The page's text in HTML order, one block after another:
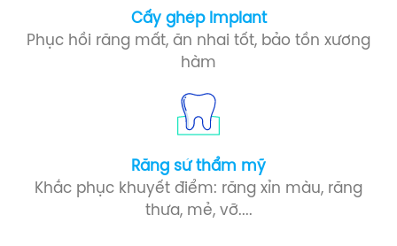
Cấy ghép Implant​
Phục hồi răng mất, ăn nhai tốt, bảo tồn xương
hàm
Răng sứ​ thẩm mỹ
Khắc phục khuyết điểm: răng xỉn màu, răng
thưa, mẻ, vỡ....